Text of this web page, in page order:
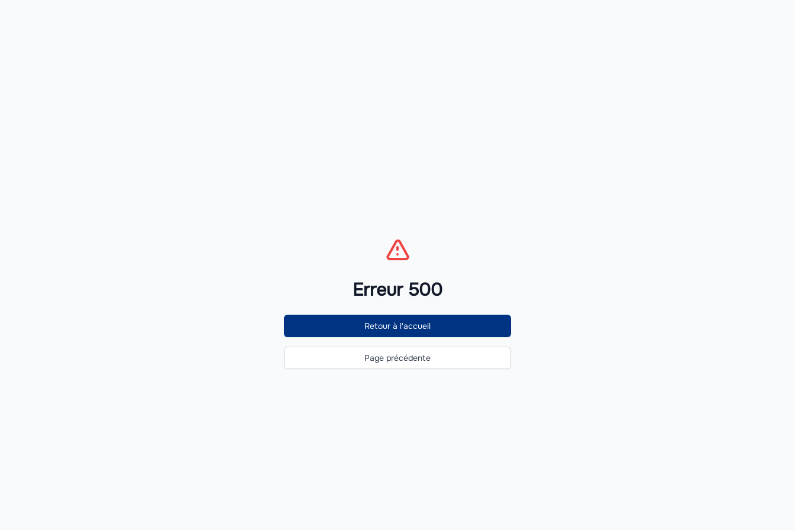
Erreur 500
Retour à l'accueil
Page précédente